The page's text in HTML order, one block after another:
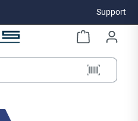
Support